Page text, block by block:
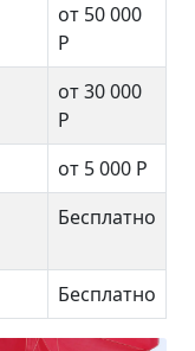
от 50 000
Р
от 30 000
Р
от 5 000 Р
Бесплатно
Бесплатно